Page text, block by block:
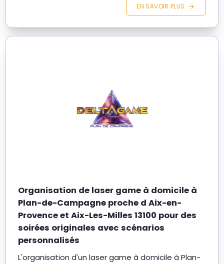
EN SAVOIR PLUS
Organisation de laser game à domicile à
Plan-de-Campagne proche d Aix-en-
Provence et Aix-Les-Milles 13100 pour des
soirées originales avec scénarios
personnalisés
L'organisation d'un laser game à domicile à Plan-